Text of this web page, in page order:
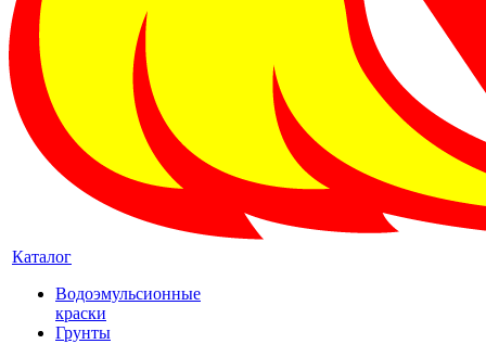
Каталог
Водоэмульсионные
краски
Грунты